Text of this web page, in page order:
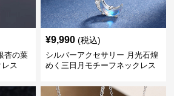
杏の葉
ス
¥9,990 (税込)
シルバーアクセサリー 月光石煌
めく三日月モチーフネックレス